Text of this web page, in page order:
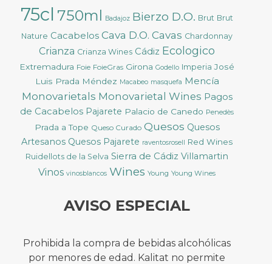
75cl 750ml Badajoz Bierzo D.O. Brut Brut
Nature Cacabelos Cava D.O. Cavas Chardonnay
Crianza Crianza Wines Cádiz Ecologico
Extremadura Foie FoieGras Girona Godello Imperia José
Luis Prada Méndez Macabeo masquefa Mencía
Monovarietals Monovarietal Wines Pagos
de Cacabelos Pajarete Palacio de Canedo Penedès
Prada a Tope Queso Curado Quesos Quesos
Artesanos Quesos Pajarete raventosrosell Red Wines
Ruidellots de la Selva Sierra de Cádiz Villamartin
Vinos vinosblancos Wines Young Young Wines
AVISO ESPECIAL
Prohibida la compra de bebidas alcohólicas
por menores de edad. Kalitat no permite